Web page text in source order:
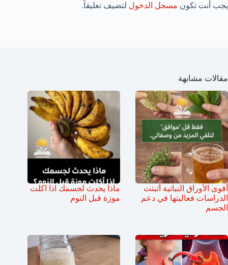
يجب أنت تكون مسجل الدخول لتضيف تعليقاً.
مقالات مشابهة
أقوى الأوراق النباتية أثبتت
الدراسات فعاليتها في دعم
الجسم
ماذا يحدث لجسمك اذا اكلت
موزة قبل النوم